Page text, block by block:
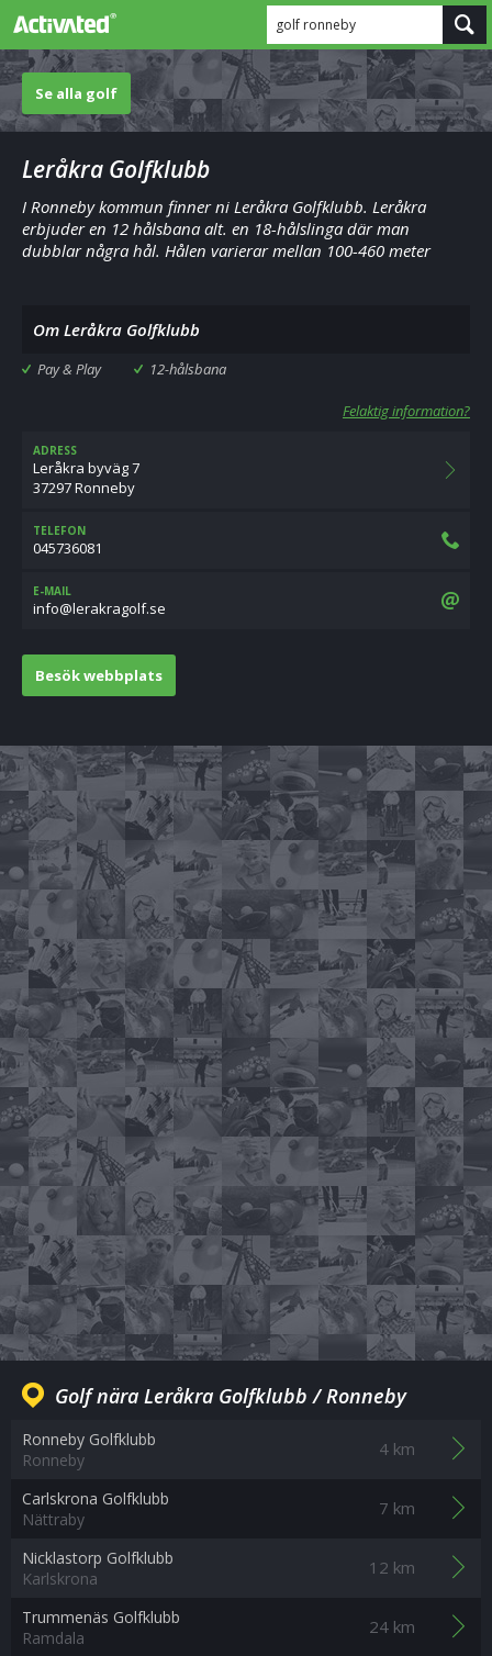
golf ronneby
Se alla golf
Leråkra Golfklubb
I Ronneby kommun finner ni Leråkra Golfklubb. Leråkra
erbjuder en 12 hålsbana alt. en 18-hålslinga där man
dubblar några hål. Hålen varierar mellan 100-460 meter
Om Leråkra Golfklubb
Pay & Play 12-hålsbana
Felaktig information?
ADRESS
Leråkra byväg 7
37297 Ronneby
TELEFON
045736081
E-MAIL
es.flogarkarel@ofni
Besök webbplats
Golf nära Leråkra Golfklubb / Ronneby
Ronneby Golfklubb
Ronneby
4 km
Carlskrona Golfklubb
Nättraby
7 km
Nicklastorp Golfklubb
Karlskrona
12 km
Trummenäs Golfklubb
Ramdala
24 km